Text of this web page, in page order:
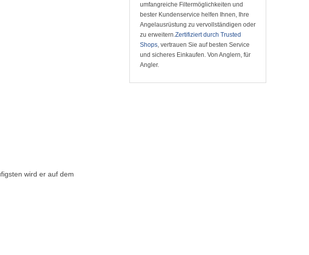
wird er auf dem
umfangreiche Filtermöglichkeiten und
bester Kundenservice helfen Ihnen, Ihre
Angelausrüstung zu vervollständigen oder
zu erweitern.Zertifiziert durch Trusted
Shops, vertrauen Sie auf besten Service
und sicheres Einkaufen. Von Anglern, für
Angler.